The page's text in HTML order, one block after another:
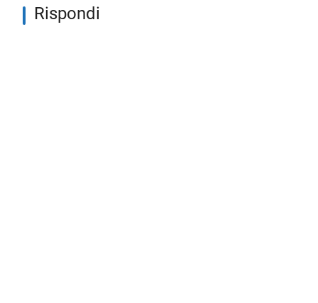
Rispondi